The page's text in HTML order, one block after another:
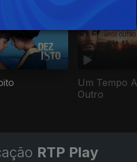
Um Tempo
Outro
RTP Play